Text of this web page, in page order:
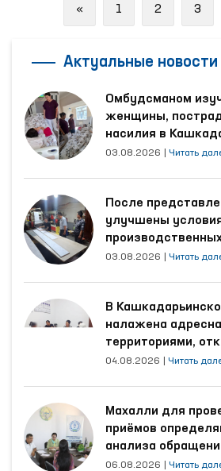
«Previous
1 2 3
Актуальные новости
Омбудсманом
женщины,
насилия в
области
03.08.2026 Читать
После
улучшены
трудятся
03.08.2026 Читать
В
налажена
территориями,
наибольшее
04.08.2026 Читать
Махалли для
приёмов
анализа
06.08.2026 Читать